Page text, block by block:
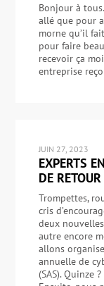
Bonjour à
allé que pour
morne qu’il
pour faire
recevoir ça
entreprise
JUIN 27, 2023
EXPERTS
DE
Trompettes,
cris
deux
autre encore
allons
annuelle de
(SAS). Quinze